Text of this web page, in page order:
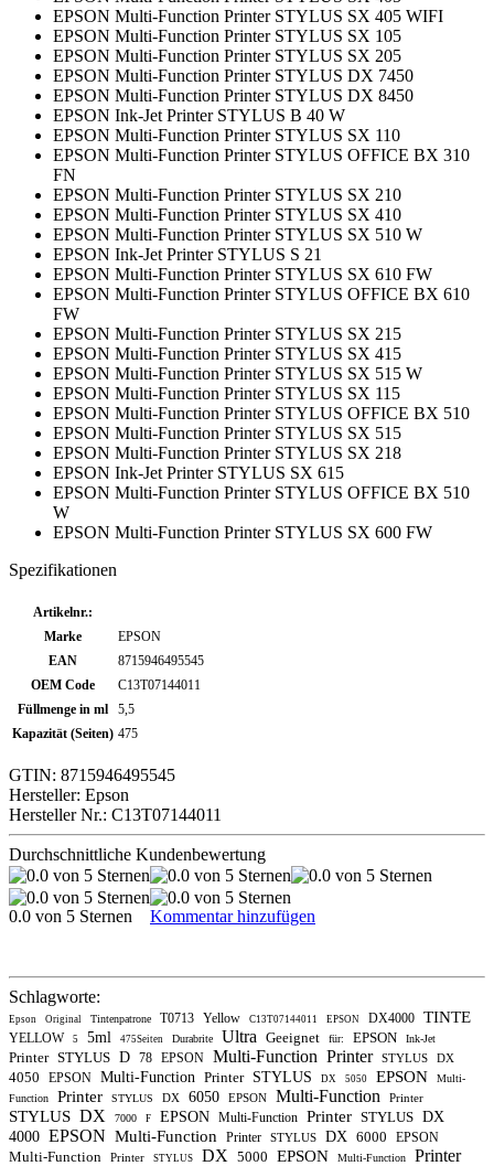
EPSON Multi-Function Printer STYLUS SX 405 WIFI
EPSON Multi-Function Printer STYLUS SX 105
EPSON Multi-Function Printer STYLUS SX 205
EPSON Multi-Function Printer STYLUS DX 7450
EPSON Multi-Function Printer STYLUS DX 8450
EPSON Ink-Jet Printer STYLUS B 40 W
EPSON Multi-Function Printer STYLUS SX 110
EPSON Multi-Function Printer STYLUS OFFICE BX 310
FN
EPSON Multi-Function Printer STYLUS SX 210
EPSON Multi-Function Printer STYLUS SX 410
EPSON Multi-Function Printer STYLUS SX 510 W
EPSON Ink-Jet Printer STYLUS S 21
EPSON Multi-Function Printer STYLUS SX 610 FW
EPSON Multi-Function Printer STYLUS OFFICE BX 610
FW
EPSON Multi-Function Printer STYLUS SX 215
EPSON Multi-Function Printer STYLUS SX 415
EPSON Multi-Function Printer STYLUS SX 515 W
EPSON Multi-Function Printer STYLUS SX 115
EPSON Multi-Function Printer STYLUS OFFICE BX 510
EPSON Multi-Function Printer STYLUS SX 515
EPSON Multi-Function Printer STYLUS SX 218
EPSON Ink-Jet Printer STYLUS SX 615
EPSON Multi-Function Printer STYLUS OFFICE BX 510
W
EPSON Multi-Function Printer STYLUS SX 600 FW
Spezifikationen
Artikelnr.:
Marke
EPSON
EAN
8715946495545
OEM Code
C13T07144011
Füllmenge in ml
5,5
Kapazität (Seiten) 475
GTIN: 8715946495545
Hersteller: Epson
Hersteller Nr.: C13T07144011
Durchschnittliche Kundenbewertung
0.0 von 5 Sternen Kommentar hinzufügen
Schlagworte:
Epson Original Tintenpatrone T0713 Yellow C13T07144011 EPSON DX4000 TINTE
YELLOW 5 5ml 475Seiten Durabrite Ultra Geeignet für: EPSON Ink-Jet
Printer STYLUS D 78 EPSON Multi-Function Printer STYLUS DX
4050 EPSON Multi-Function Printer STYLUS DX 5050 EPSON
Multi-
Function
Printer STYLUS DX 6050 EPSON Multi-Function Printer
STYLUS DX 7000 F EPSON Multi-Function Printer STYLUS DX
4000 EPSON Multi-Function Printer STYLUS DX 6000 EPSON
Multi-Function Printer STYLUS DX 5000 EPSON Multi-Function Printer